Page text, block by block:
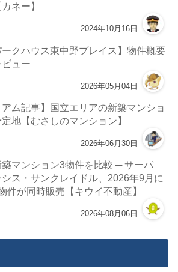
ネー】
2024年10月16日
ークハウス東中野プレイス】物件概要
ュー
2026年05月04日
アム記事】国立エリアの新築マンショ
地【むさしのマンション】
2026年06月30日
マンション3物件を比較 ─ サーパ
シス・サンクレイドル、2026年9月に
件が同時販売【キウイ不動産】
2026年08月06日